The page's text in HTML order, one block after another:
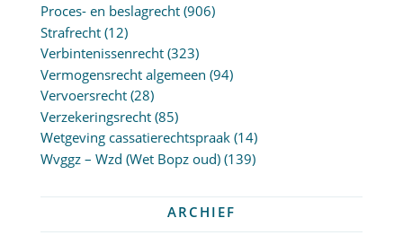
Proces- en beslagrecht(906)
Strafrecht(12)
Verbintenissenrecht(323)
Vermogensrecht algemeen (94)
Vervoersrecht(28)
Verzekeringsrecht(85)
Wetgeving cassatierechtspraak(14)
Wvggz – Wzd (Wet Bopz oud)(139)
ARCHIEF